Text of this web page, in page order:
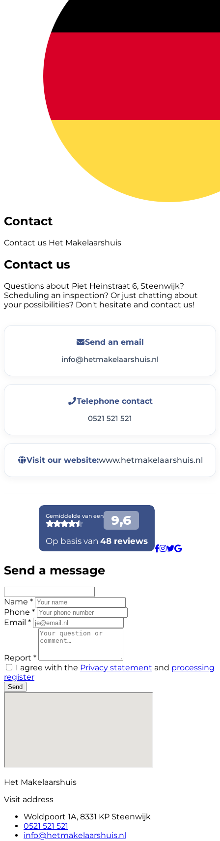
Contact
Contact us Het Makelaarshuis
Contact us
Questions about Piet Heinstraat 6, Steenwijk?
Scheduling an inspection? Or just chatting about
your possibilities? Don't hesitate and contact us!
Send an email
info@hetmakelaarshuis.nl
Telephone contact
0521 521 521
Visit our website:www.hetmakelaarshuis.nl
Send a message
Name *
Phone *
Email *
Report *
I agree with the Privacy statement and processing
register
Send
Het Makelaarshuis
Visit address
Woldpoort 1A, 8331 KP Steenwijk
0521 521 521
info@hetmakelaarshuis.nl